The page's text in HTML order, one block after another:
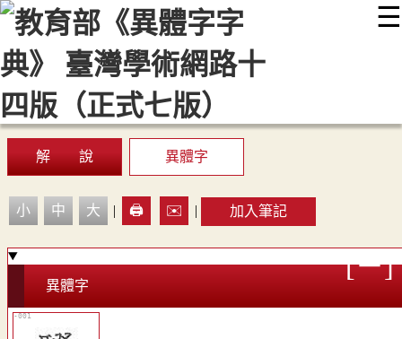
☰
::: 最新消息 常見問題 編輯說明
顯示模式
網站導覽
解 說 異體字
小 中 大 | 🖨️ ✉️ | 加入筆記
異體字